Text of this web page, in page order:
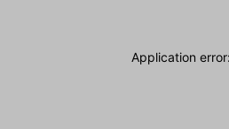
Application